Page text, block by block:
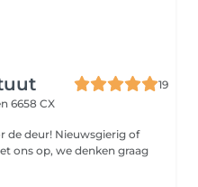
19
6658 CX
of
ons op, we denken graag